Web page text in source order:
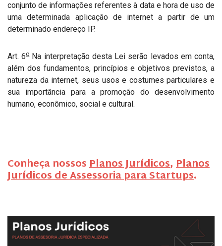
conjunto de informações referentes à data e hora de uso de
uma determinada aplicação de internet a partir de um
determinado endereço IP.
Art. 6oNa interpretação desta Lei serão levados em conta,
além dos fundamentos, princípios e objetivos previstos, a
natureza da internet, seus usos e costumes particulares e
sua importância para a promoção do desenvolvimento
humano, econômico, social e cultural.
Conheça nossosPlanos Jurídicos, Planos
Jurídicos de Assessoria para Startups.